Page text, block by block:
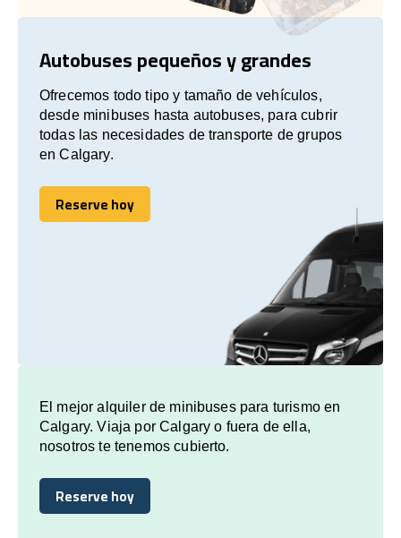
Autobuses pequeños y grandes
Ofrecemos todo tipo y tamaño de vehículos,
desde minibuses hasta autobuses, para cubrir
todas las necesidades de transporte de grupos
en Calgary.
Reserve hoy
Reserve hoy
El mejor alquiler de minibuses para turismo en
Calgary. Viaja por Calgary o fuera de ella,
nosotros te tenemos cubierto.
Reserve hoy
Reserve hoy